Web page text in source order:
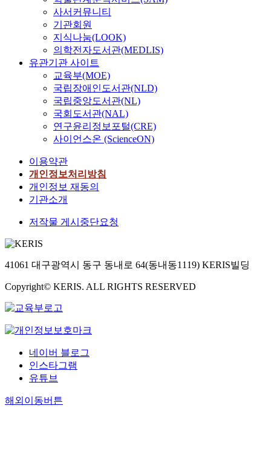
사서커뮤니티
기관회원
지식나눔(LOOK)
의학전자도서관(MEDLIS)
유관기관 사이트
교육부(MOE)
국립장애인도서관(NLD)
국립중앙도서관(NL)
국회도서관(NAL)
연구윤리정보포털(CRE)
사이언스온 (ScienceON)
이용약관
개인정보처리방침
개인정보 재동의
기관소개
저작물 게시중단요청
41061 대구광역시 동구 동내로 64(동내동1119) KERIS빌딩
Copyright© KERIS. ALL RIGHTS RESERVED
네이버 블로그
인스타그램
유튜브
해외이동버튼